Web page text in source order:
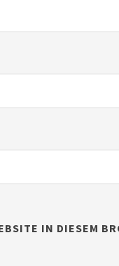
IN DIESEM